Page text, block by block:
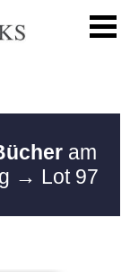
am
→ Lot 97